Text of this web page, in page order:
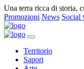
Una terra ricca di storia,
Promozioni News Social
Territorio
Sapori